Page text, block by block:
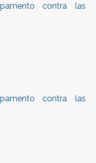
contra las
contra las